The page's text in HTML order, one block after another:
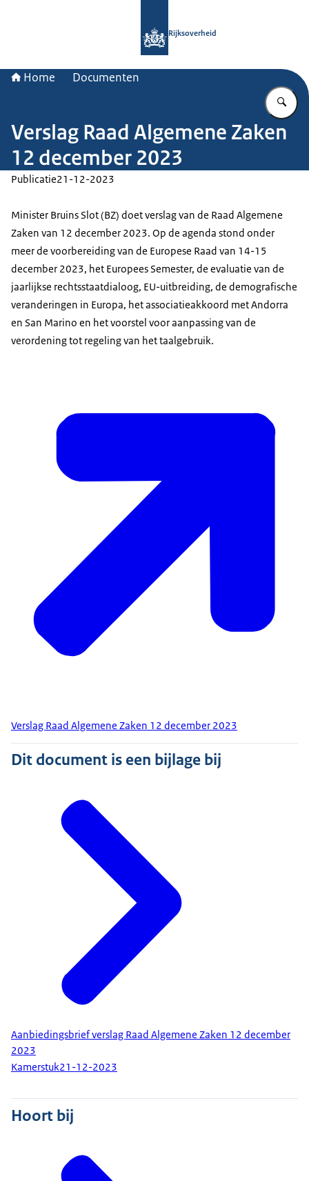
Rijksoverheid
Home Documenten
Verslag Raad Algemene Zaken
12 december 2023
Publicatie21-12-2023
Minister Bruins Slot (BZ) doet verslag van de Raad Algemene
Zaken van 12 december 2023. Op de agenda stond onder
meer de voorbereiding van de Europese Raad van 14-15
december 2023, het Europees Semester, de evaluatie van de
jaarlijkse rechtsstaatdialoog, EU-uitbreiding, de demografische
veranderingen in Europa, het associatieakkoord met Andorra
en San Marino en het voorstel voor aanpassing van de
verordening tot regeling van het taalgebruik.
Verslag Raad Algemene Zaken 12 december 2023
Dit document is een bijlage bij
Aanbiedingsbrief verslag Raad Algemene Zaken 12 december
2023
Kamerstuk21-12-2023
Hoort bij